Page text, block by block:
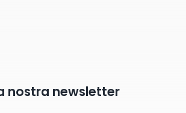
nostra newsletter